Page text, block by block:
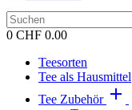
0 CHF 0.00
Teesorten
Tee als Hausmittel
Tee Zubehör 